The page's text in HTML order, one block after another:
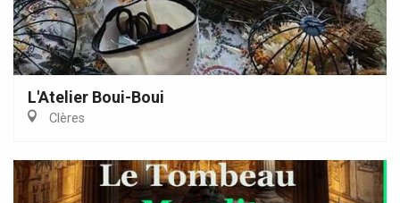
L'Atelier Boui-Boui
Clères